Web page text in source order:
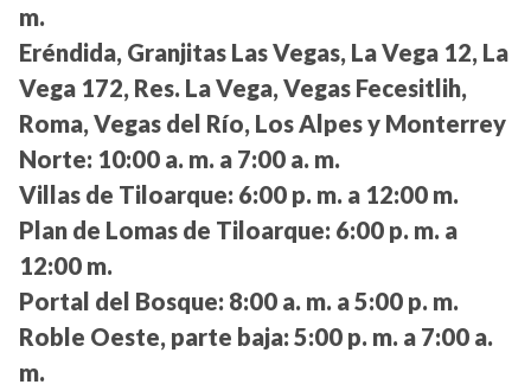
m.
Eréndida, Granjitas Las Vegas, La Vega 12, La
Vega 172, Res. La Vega, Vegas Fecesitlih,
Roma, Vegas del Río, Los Alpes y Monterrey
Norte: 10:00 a. m. a 7:00 a. m.
Villas de Tiloarque: 6:00 p. m. a 12:00 m.
Plan de Lomas de Tiloarque: 6:00 p. m. a
12:00 m.
Portal del Bosque: 8:00 a. m. a 5:00 p. m.
Roble Oeste, parte baja: 5:00 p. m. a 7:00 a.
m.